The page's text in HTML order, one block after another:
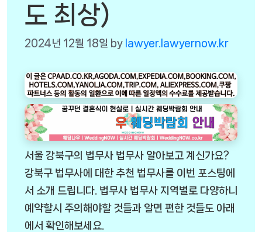
도 최상)
2024년 12월 18일 by lawyer.lawyernow.kr
서울 강북구의 법무사 법무사 알아보고 계신가요?
강북구 법무사에 대한 추천 법무사를 이번 포스팅에
서 소개 드립니다. 법무사 법무사 지역별로 다양하니
예약할시 주의해야할 것들과 알면 편한 것들도 아래
에서 확인해보세요.